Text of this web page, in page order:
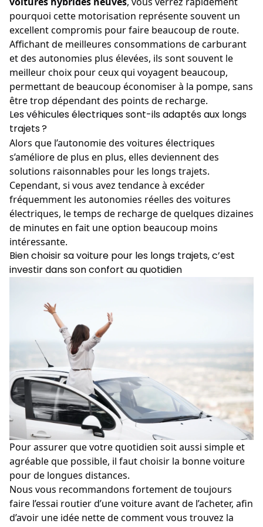
pourquoi cette motorisation représente souvent un
excellent compromis pour faire beaucoup de route.
Affichant de meilleures consommations de carburant
et des autonomies plus élevées, ils sont souvent le
meilleur choix pour ceux qui voyagent beaucoup,
permettant de beaucoup économiser à la pompe, sans
être trop dépendant des points de recharge.
Les véhicules électriques sont-ils adaptés aux longs
trajets ?
Alors que l’autonomie des voitures électriques
s’améliore de plus en plus, elles deviennent des
solutions raisonnables pour les longs trajets.
Cependant, si vous avez tendance à excéder
fréquemment les autonomies réelles des voitures
électriques, le temps de recharge de quelques dizaines
de minutes en fait une option beaucoup moins
intéressante.
Bien choisir sa voiture pour les longs trajets, c’est
investir dans son confort au quotidien
Pour assurer que votre quotidien soit aussi simple et
agréable que possible, il faut choisir la bonne voiture
pour de longues distances.
Nous vous recommandons fortement de toujours
faire l’essai routier d’une voiture avant de l’acheter, afin
d’avoir une idée nette de comment vous trouvez la